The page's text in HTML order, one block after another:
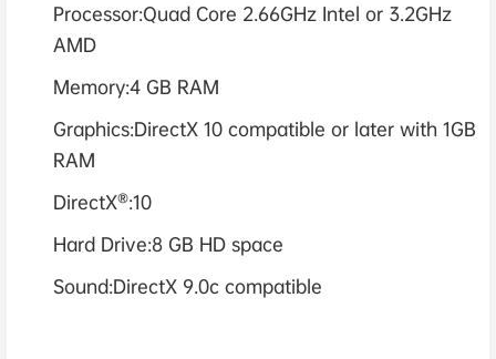
Processor:Quad Core 2.66GHz Intel or 3.2GHz
AMD
Memory:4 GB RAM
Graphics:DirectX 10 compatible or later with 1GB
RAM
DirectX®:10
Hard Drive:8 GB HD space
Sound:DirectX 9.0c compatible